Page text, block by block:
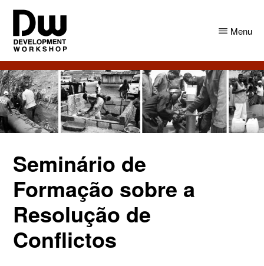
Skip
main
content
Skip
primary
sidebar
DW
Angola
Development
Workshop
Angola
Menu
Seminário de
Formação sobre a
Resolução de
Conflictos